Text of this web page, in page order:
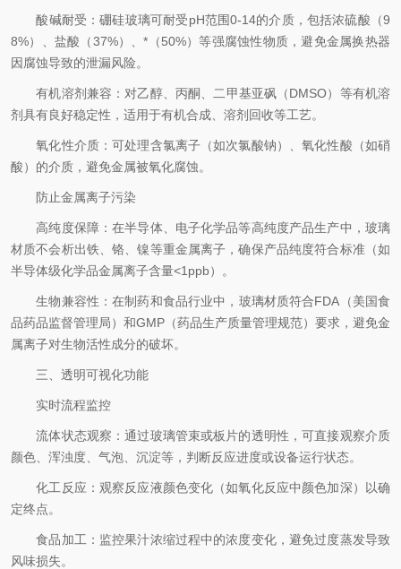
酸碱耐受：硼硅玻璃可耐受pH范围0-14的介质，包括浓硫酸（9
8%）、盐酸（37%）、*（50%）等强腐蚀性物质，避免金属换热器
因腐蚀导致的泄漏风险。
有机溶剂兼容：对乙醇、丙酮、二甲基亚砜（DMSO）等有机溶
剂具有良好稳定性，适用于有机合成、溶剂回收等工艺。
氧化性介质：可处理含氯离子（如次氯酸钠）、氧化性酸（如硝
酸）的介质，避免金属被氧化腐蚀。
防止金属离子污染
高纯度保障：在半导体、电子化学品等高纯度产品生产中，玻璃
材质不会析出铁、铬、镍等重金属离子，确保产品纯度符合标准（如
半导体级化学品金属离子含量<1ppb）。
生物兼容性：在制药和食品行业中，玻璃材质符合FDA（美国食
品药品监督管理局）和GMP（药品生产质量管理规范）要求，避免金
属离子对生物活性成分的破坏。
三、透明可视化功能
实时流程监控
流体状态观察：通过玻璃管束或板片的透明性，可直接观察介质
颜色、浑浊度、气泡、沉淀等，判断反应进度或设备运行状态。
化工反应：观察反应液颜色变化（如氧化反应中颜色加深）以确
定终点。
食品加工：监控果汁浓缩过程中的浓度变化，避免过度蒸发导致
风味损失。